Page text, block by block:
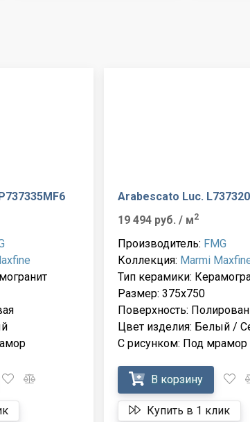
Arabescato Luc.
19 494 руб. / м2
Производитель: FMG
Коллекция: Marmi
Тип керамики:
Размер: 375x750
Поверхность:
Цвет изделия: Белый /
С рисунком: Под мрамор
В корзину
Купить в 1 клик